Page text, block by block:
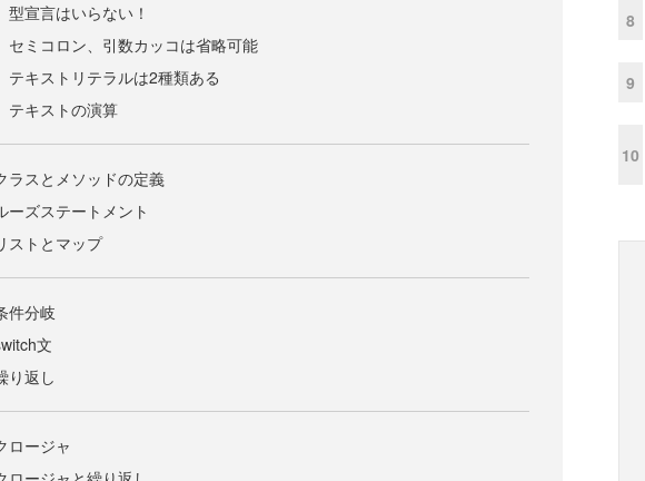
型宣言はいらない！
セミコロン、引数カッコは省略可能
テキストリテラルは2種類ある
テキストの演算
ラスとメソッドの定義
ーズステートメント
ストとマップ
件分岐
文
り返し
ロージャ
8
9
10